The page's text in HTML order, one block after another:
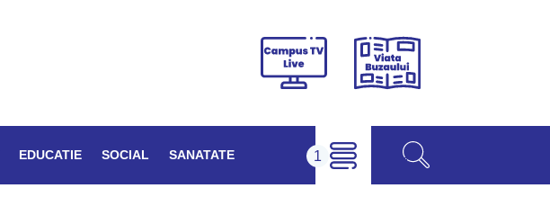
Campus
Viața
EDUCATIE SOCIAL SANATATE